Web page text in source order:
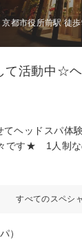
都市役所前駅 徒
て活動中☆
てヘッドスパ体
です★ 1人制な
すべてのスペシ
）